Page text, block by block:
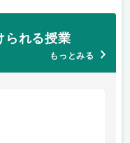
られる授業
もっとみる